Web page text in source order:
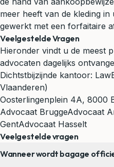
meer heeft van de kleding
gewerkt met een forfaitaire
Veelgestelde Vragen
Hieronder vindt u de meest
advocaten dagelijks
Dichtstbijzijnde kantoor:
Vlaanderen)
Oosterlingenplein 4A, 8000
Advocaat BruggeAdvocaat
GentAdvocaat Hasselt
Veelgestelde vragen
Wanneer wordt bagage